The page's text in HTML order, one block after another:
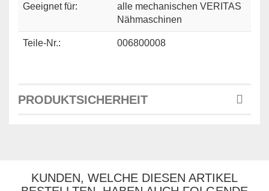
Geeignet für:
alle mechanischen VERITAS
Nähmaschinen
Teile-Nr.: 006800008
PRODUKTSICHERHEIT
KUNDEN, WELCHE DIESEN ARTIKEL